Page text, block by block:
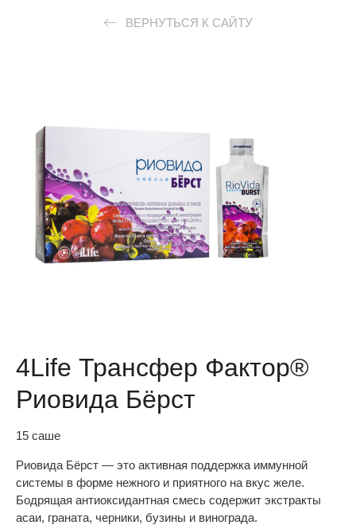
ВЕРНУТЬСЯ К САЙТУ
4Life Трансфер Фактор®
Риовида Бёрст
15 саше
Риовида Бёрст — это активная поддержка иммунной
системы в форме нежного и приятного на вкус желе.
Бодрящая антиоксидантная смесь содержит экстракты
асаи, граната, черники, бузины и винограда.